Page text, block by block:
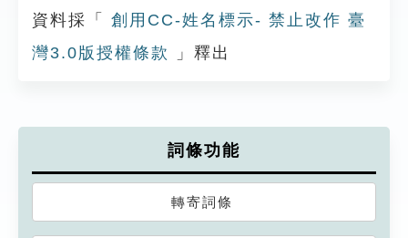
資料採「
創用CC-姓名標示- 禁止改作 臺
灣3.0版授權條款
」釋出
詞條功能
轉寄詞條